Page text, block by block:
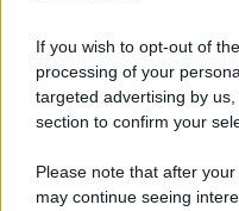
If you wish to opt-out of
processing of your
targeted advertising by
section to confirm your
Please note that after
may continue seeing